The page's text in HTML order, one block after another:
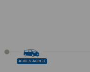
ADRES-ADRES